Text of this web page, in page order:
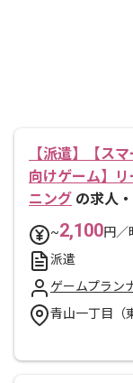
【派遣】【ス
向けゲーム】
ニング の求人
~2,100円／
派遣
ゲームプラン
青山一丁目（